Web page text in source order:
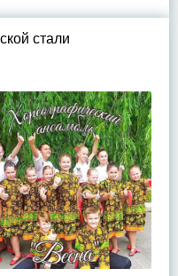
стали